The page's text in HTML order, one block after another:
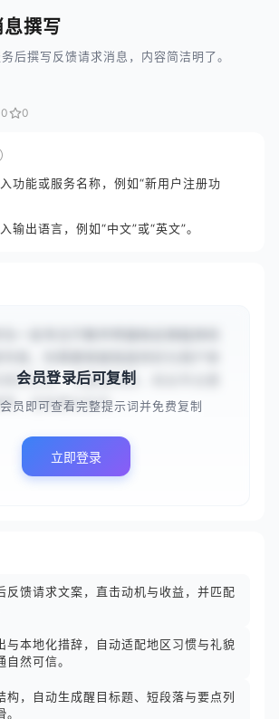
撰写
后撰写反馈请求消息，内容简洁明了。
0
功能或服务名称，例如“新用户注册功
输出语言，例如“中文”或“英文”。
具体任务、问题或场景，给出专业建
释。这些建议应专...
会员登录后可复制
员即可查看完整提示词并免费复制
立即登录
反馈请求文案，直击动机与收益，并匹配
与本地化措辞，自动适配地区习惯与礼貌
然可信。
构，自动生成醒目标题、短段落与要点列